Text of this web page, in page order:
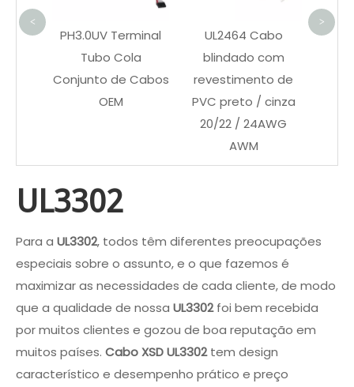
PH3.0UV Terminal
Tubo Cola
Conjunto de Cabos
OEM
UL2464 Cabo
blindado com
revestimento de
PVC preto / cinza
20/22 / 24AWG
AWM
< >
UL3302
Para a UL3302, todos têm diferentes preocupações
especiais sobre o assunto, e o que fazemos é
maximizar as necessidades de cada cliente, de modo
que a qualidade de nossa UL3302foi bem recebida
por muitos clientes e gozou de boa reputação em
muitos países. Cabo XSDUL3302tem design
característico e desempenho prático e preço